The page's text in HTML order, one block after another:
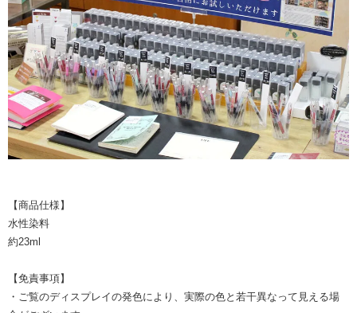
【商品仕様】
水性染料
約23ml
【免責事項】
・ご覧のディスプレイの発色により、実際の色と若干異なって見える場